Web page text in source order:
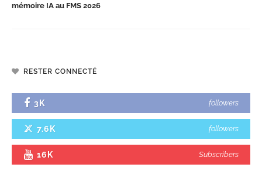
mémoire IA au FMS 2026
RESTER CONNECTÉ
3K followers
7.6K followers
16K Subscribers